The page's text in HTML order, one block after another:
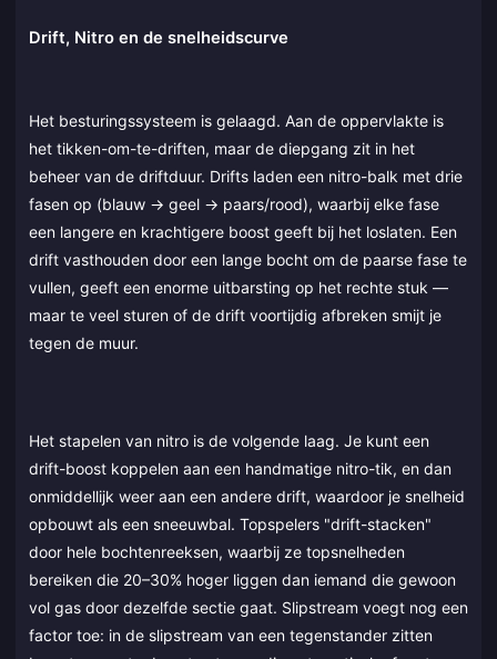
Drift, Nitro en de snelheidscurve
Het besturingssysteem is gelaagd. Aan de oppervlakte is
het tikken-om-te-driften, maar de diepgang zit in het
beheer van de driftduur. Drifts laden een nitro-balk met drie
fasen op (blauw → geel → paars/rood), waarbij elke fase
een langere en krachtigere boost geeft bij het loslaten. Een
drift vasthouden door een lange bocht om de paarse fase te
vullen, geeft een enorme uitbarsting op het rechte stuk —
maar te veel sturen of de drift voortijdig afbreken smijt je
tegen de muur.
Het stapelen van nitro is de volgende laag. Je kunt een
drift-boost koppelen aan een handmatige nitro-tik, en dan
onmiddellijk weer aan een andere drift, waardoor je snelheid
opbouwt als een sneeuwbal. Topspelers "drift-stacken"
door hele bochtenreeksen, waarbij ze topsnelheden
bereiken die 20–30% hoger liggen dan iemand die gewoon
vol gas door dezelfde sectie gaat. Slipstream voegt nog een
factor toe: in de slipstream van een tegenstander zitten